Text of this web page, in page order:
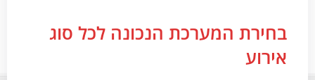
בחירת המערכת הנכונה לכל סוג
אירוע